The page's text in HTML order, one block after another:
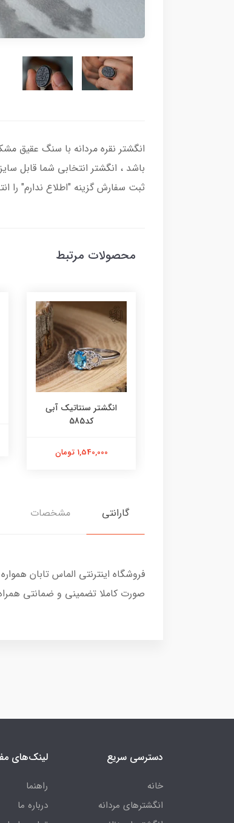
باشد ، انگشتر انتخابی شما قابل
ثبت سفارش گزینه "اطلاع ندارم" را
محصولات مرتبط
انگشتر سنتاتیک آبی
کد585
1,540,000 تومان
گارانتی مشخصات
فروشگاه اینترنتی الماس تابان
صورت کاملا تضمینی و ضمانتی
دسترسی سریع
خانه
انگشترهای مردانه
لینک‌های
راهنما
درباره ما